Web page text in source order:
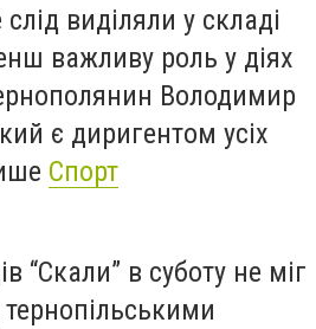
виділяли у складі
важливу роль у діях
Володимир
є диригентом усіх
Спорт
“Скали” в суботу не міг